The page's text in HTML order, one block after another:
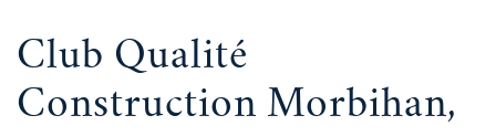
Club Qualité
Construction Morbihan,